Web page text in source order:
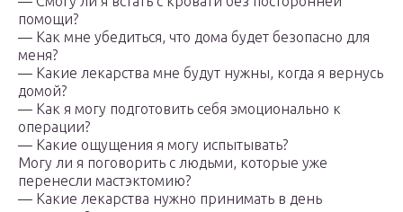
помощи?
— Как мне убедиться, что дома будет безопасно для
меня?
— Какие лекарства мне будут нужны, когда я вернусь
домой?
— Как я могу подготовить себя эмоционально к
операции?
— Какие ощущения я могу испытывать?
Могу ли я поговорить с людьми, которые уже
перенесли мастэктомию?
— Какие лекарства нужно принимать в день